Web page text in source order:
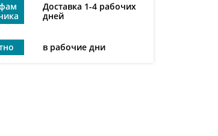
Доставка 1-4 рабочих
дней
в рабочие дни